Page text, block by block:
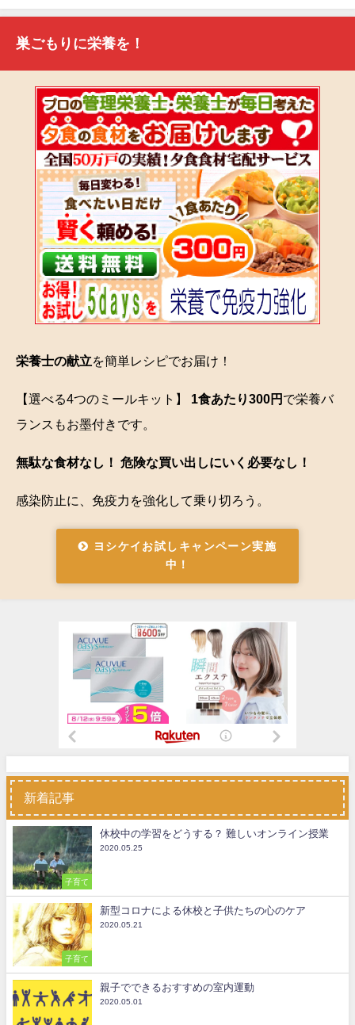
巣ごもりに栄養を！
栄養士の献立を簡単レシピでお届け！
【選べる4つのミールキット】 1食あたり300円 で栄養バ
ランスもお墨付きです。
無駄な食材なし！ 危険な買い出しにいく必要なし！
感染防止に、免疫力を強化して乗り切ろう。
ヨシケイお試しキャンペーン実施
中！
新着記事
子育て
休校中の学習をどうする？ 難しいオンライン授業
2020.05.25
子育て
新型コロナによる休校と子供たちの心のケア
2020.05.21
親子でできるおすすめの室内運動
2020.05.01